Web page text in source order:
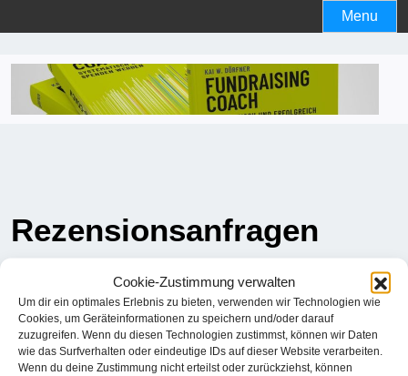
Cookie-Zustimmung verwalten
Um dir ein optimales Erlebnis zu bieten, verwenden wir Technologien wie
Cookies, um Geräteinformationen zu speichern und/oder darauf
zuzugreifen. Wenn du diesen Technologien zustimmst, können wir Daten
wie das Surfverhalten oder eindeutige IDs auf dieser Website verarbeiten.
Wenn du deine Zustimmung nicht erteilst oder zurückziehst, können
to
Menu
Rezensionsanfragen
Über Rezensionen freue ich mich und kann hierfür gerne
die PDF-Datei des Buches zur Verfügung stellen. Auf
begründete Anfrage ist auch die Zusendung des gedruckten
Buches möglich. Bitte nennen Sie bei der Anfrage das
Medium (mit Zielgruppe etc.), in welchem die Rezension